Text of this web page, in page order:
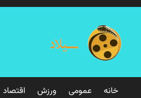
خانه عمومی ورزش اقتصاد